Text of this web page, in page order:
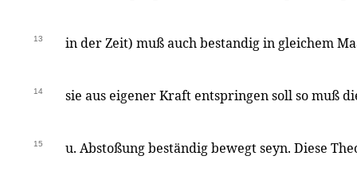
13 in der Zeit) muß auch bestandig in gleichem
14 sie aus eigener Kraft entspringen soll so muß
15 u. Abstoßung beständig bewegt seyn. Diese